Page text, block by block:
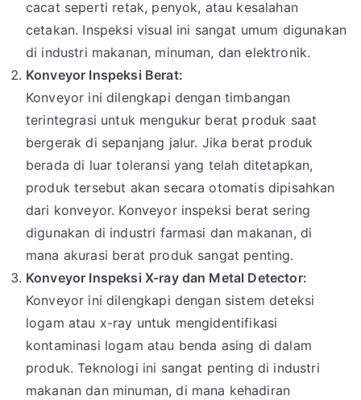
cacat seperti retak, penyok, atau kesalahan
cetakan. Inspeksi visual ini sangat umum digunakan
di industri makanan, minuman, dan elektronik.
Konveyor Inspeksi Berat:
Konveyor ini dilengkapi dengan timbangan
terintegrasi untuk mengukur berat produk saat
bergerak di sepanjang jalur. Jika berat produk
berada di luar toleransi yang telah ditetapkan,
produk tersebut akan secara otomatis dipisahkan
dari konveyor. Konveyor inspeksi berat sering
digunakan di industri farmasi dan makanan, di
mana akurasi berat produk sangat penting.
Konveyor Inspeksi X-ray dan Metal Detector:
Konveyor ini dilengkapi dengan sistem deteksi
logam atau x-ray untuk mengidentifikasi
kontaminasi logam atau benda asing di dalam
produk. Teknologi ini sangat penting di industri
makanan dan minuman, di mana kehadiran